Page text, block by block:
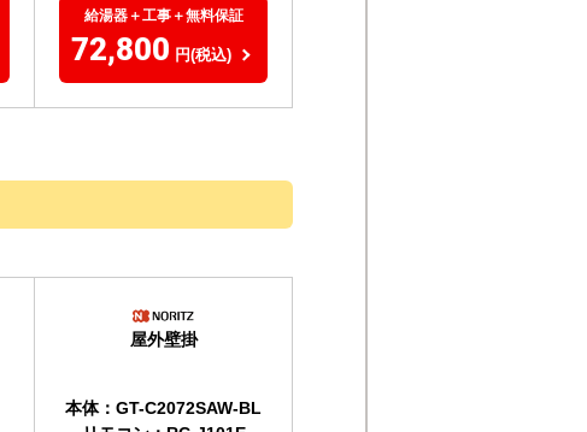
給湯器＋工事＋無料保証
72,800 円(税込)
屋外壁掛